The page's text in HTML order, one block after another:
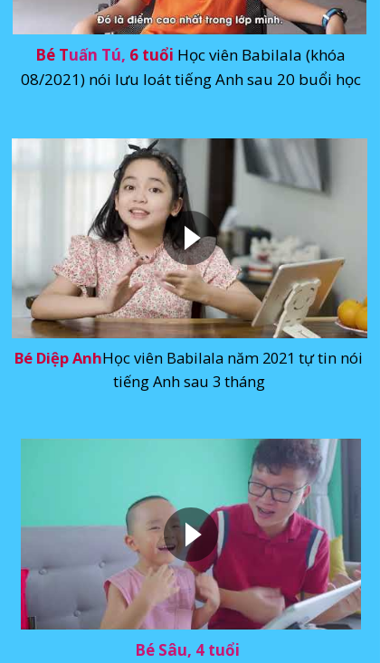
Bé Tuấn Tú, 6 tuổi Học viên Babilala (khóa
08/2021) nói lưu loát tiếng Anh sau 20 buổi học
Bé Diệp AnhHọc viên Babilala năm 2021 tự tin nói
tiếng Anh sau 3 tháng
Bé Sâu, 4 tuổi